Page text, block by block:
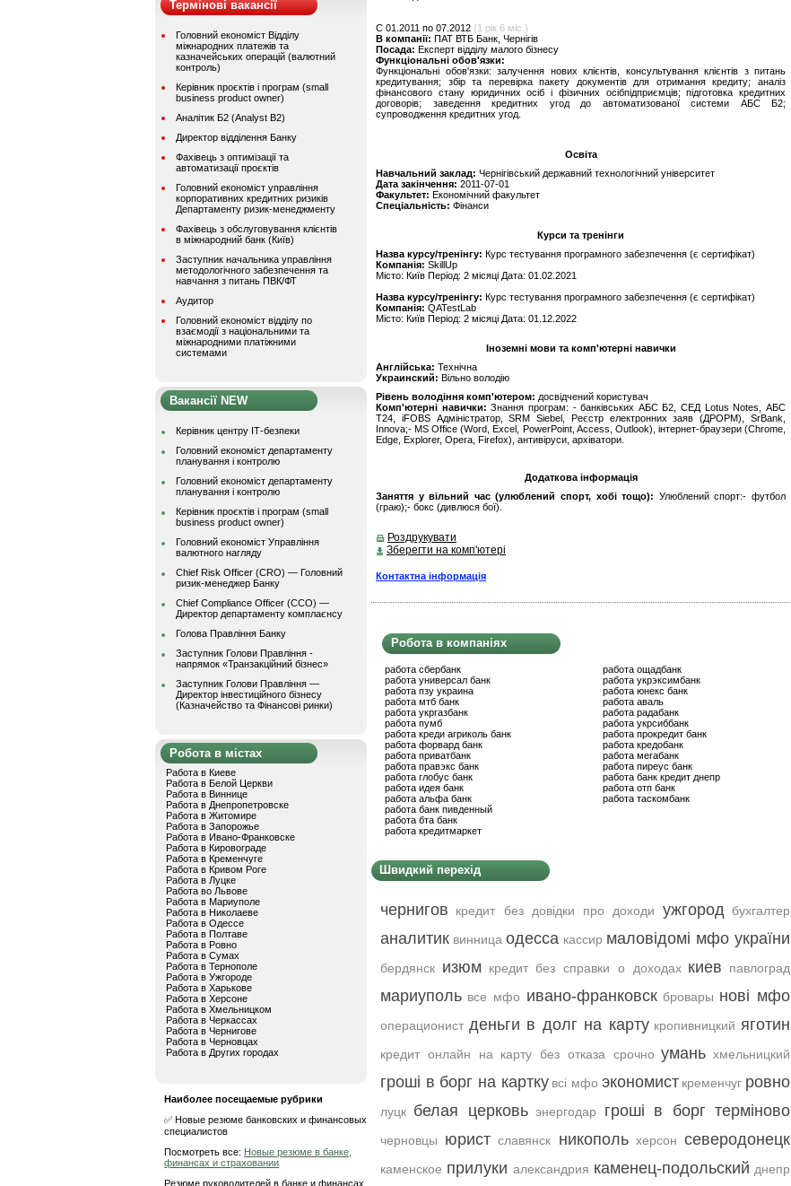
Термінові вакансії
Головний економіст Відділу
міжнародних платежів та
казначейських операцій (валютний
контроль)
Керівник проєктів і програм (small
business product owner)
Аналітик Б2 (Analyst B2)
Директор відділення Банку
Фахівець з оптимізації та
автоматизації проєктів
Головний економіст управління
корпоративних кредитних ризиків
Департаменту ризик-менеджменту
Фахівець з обслуговування клієнтів
в міжнародний банк (Київ)
Заступник начальника управління
методологічного забезпечення та
навчання з питань ПВК/ФТ
Аудитор
Головний економіст відділу по
взаємодії з національними та
міжнародними платіжними
системами
Вакансії NEW
Керівник центру ІТ-безпеки
Головний економіст департаменту
планування і контролю
Головний економіст департаменту
планування і контролю
Керівник проєктів і програм (small
business product owner)
Головний економіст Управління
валютного нагляду
Chief Risk Officer (CRO) — Головний
ризик-менеджер Банку
Chief Compliance Officer (CCO) —
Директор департаменту комплаєнсу
Голова Правління Банку
Заступник Голови Правління -
напрямок «Транзакційний бізнес»
Заступник Голови Правління —
Директор інвестиційного бізнесу
(Казначейство та Фінансові ринки)
Робота в містах
Работа в Киеве
Работа в Белой Церкви
Работа в Виннице
Работа в Днепропетровске
Работа в Житомире
Работа в Запорожье
Работа в Ивано-Франковске
Работа в Кировограде
Работа в Кременчуге
Работа в Кривом Роге
Работа в Луцке
Работа во Львове
Работа в Мариуполе
Работа в Николаеве
Работа в Одессе
Работа в Полтаве
Работа в Ровно
Работа в Сумах
Работа в Тернополе
Работа в Ужгороде
Работа в Харькове
Работа в Херсоне
Работа в Хмельницком
Работа в Черкассах
Работа в Чернигове
Работа в Черновцах
Работа в Других городах
Наиболее посещаемые рубрики
✅ Новые резюме банковских и финансовых
специалистов
Посмотреть все: Новые резюме в банке,
финансах и страховании
Резюме руководителей в банке и финансах
C 01.2011 по 07.2012 (1 рік 6 міс.)
В компанії: ПАТ ВТБ Банк, Чернігів
Посада: Експерт відділу малого бізнесу
Функціональні обов'язки:
Функціональні обов'язки: залучення нових клієнтів, консультування клієнтів з питань
кредитування; збір та перевірка пакету документів для отримання кредиту; аналіз
фінансового стану юридичних осіб і фізичних осібпідприємців; підготовка кредитних
договорів; заведення кредитних угод до автоматизованої системи АБС Б2;
супроводження кредитних угод.
Освіта
Навчальний заклад: Чернігівський державний технологічний університет
Дата закінчення: 2011-07-01
Факультет: Економічний факультет
Спеціальність: Фінанси
Курси та тренінги
Назва курсу/тренінгу: Курс тестування програмного забезпечення (є сертифікат)
Компанія: SkillUp
Місто: Київ Період: 2 місяці Дата: 01.02.2021
Назва курсу/тренінгу: Курс тестування програмного забезпечення (є сертифікат)
Компанія: QATestLab
Місто: Київ Період: 2 місяці Дата: 01.12.2022
Іноземні мови та комп'ютерні навички
Англійська: Технічна
Украинский: Вільно володію
Рівень володіння комп'ютером: досвідчений користувач
Комп'ютерні навички: Знання програм: - банківських АБС Б2, СЕД Lotus Notes, АБС
Т24, iFOBS Адміністратор, SRM Siebel, Реєстр електронних заяв (ДРОРМ), SrBank,
Innova;- MS Office (Word, Excel, PowerPoint, Access, Outlook), інтернет-браузери (Chrome,
Edge, Explorer, Opera, Firefox), антивіруси, архіватори.
Додаткова інформація
Заняття у вільний час (улюблений спорт, хобі тощо): Улюблений спорт:- футбол
(граю);- бокс (дивлюся бої).
Роздрукувати
Зберегти на комп'ютері
Контактна інформація
Робота в компаніях
работа сбербанк
работа универсал банк
работа пзу украина
работа мтб банк
работа укргазбанк
работа пумб
работа креди агриколь банк
работа форвард банк
работа приватбанк
работа правэкс банк
работа глобус банк
работа идея банк
работа альфа банк
работа банк пивденный
работа бта банк
работа кредитмаркет
работа ощадбанк
работа укрэксимбанк
работа юнекс банк
работа аваль
работа радабанк
работа укрсиббанк
работа прокредит банк
работа кредобанк
работа мегабанк
работа пиреус банк
работа банк кредит днепр
работа отп банк
работа таскомбанк
Швидкий перехід
чернигов кредит без довідки про доходи ужгород бухгалтер
аналитик винница одесса кассир маловідомі мфо україни
бердянск изюм кредит без справки о доходах киев павлоград
мариуполь все мфо ивано-франковск бровары нові мфо
операционист деньги в долг на карту кропивницкий яготин
кредит онлайн на карту без отказа срочно умань хмельницкий
гроші в борг на картку всі мфо экономист кременчуг ровно
луцк белая церковь энергодар гроші в борг терміново
черновцы юрист славянск никополь херсон северодонецк
каменское прилуки александрия каменец-подольский днепр